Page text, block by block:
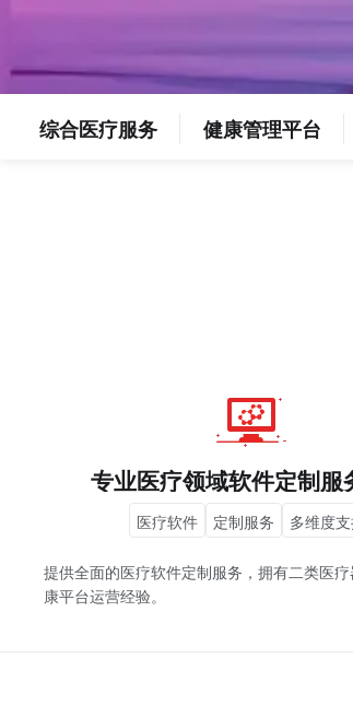
综合医疗服务 健康管理平台
专业医疗领域软件定制服
医疗软件 定制服务 多维度
提供全面的医疗软件定制服务，拥有二类医
康平台运营经验。